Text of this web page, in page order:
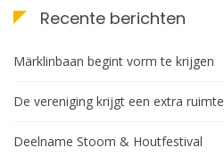
Recente berichten
Märklinbaan begint vorm te krijgen
De vereniging krijgt een extra ruimte
Deelname Stoom & Houtfestival